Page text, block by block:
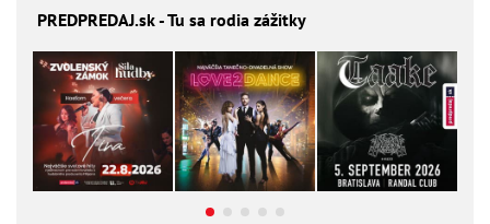
PREDPREDAJ.sk - Tu sa rodia zážitky